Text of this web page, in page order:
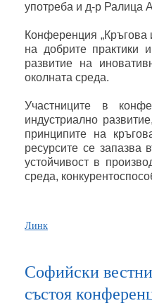
употреба и д-р Ралица
Конференция „Кръгова
на добрите практики
развитие на
околната среда.
Участниците в
индустриално
принципите на
ресурсите се запазва
устойчивост в
среда,
Линк
Софийски
състоя